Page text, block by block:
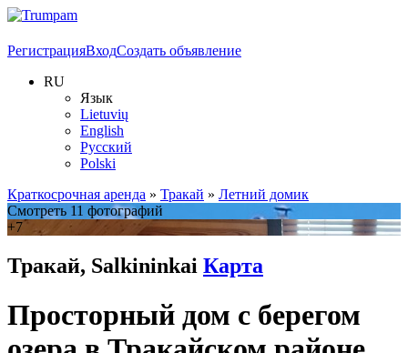
РегистрацияВходСоздать объявление
RU
Язык
Lietuvių
English
Русский
Polski
Краткосрочная аренда » Тракай » Летний домик
Смотреть 11 фотографий
+7
Тракай, Salkininkai Карта
Просторный дом с берегом